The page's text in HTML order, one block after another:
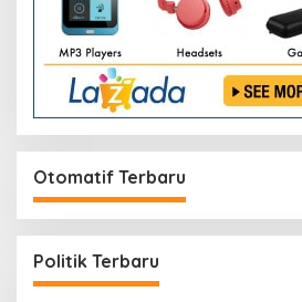
Otomatif Terbaru
Politik Terbaru